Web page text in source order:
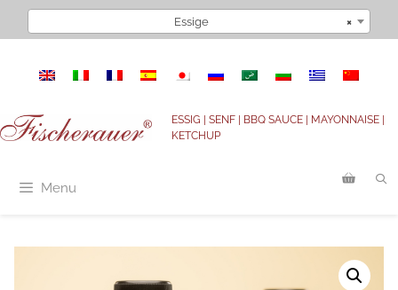
Inhalt
×
Essige
ESSIG | SENF | BBQ SAUCE | MAYONNAISE |
KETCHUP
Menu